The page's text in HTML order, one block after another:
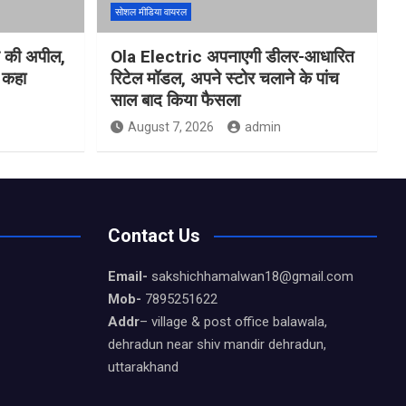
की अपील,
सोशल मीडिया वायरल
Ola Electric अपनाएगी डीलर-आधारित
रिटेल मॉडल, अपने स्टोर चलाने के पांच
साल बाद किया फैसला
August 7, 2026 admin
Contact Us
Email- sakshichhamalwan18@gmail.com
Mob- 7895251622
Addr– village & post office balawala,
dehradun near shiv mandir dehradun,
uttarakhand